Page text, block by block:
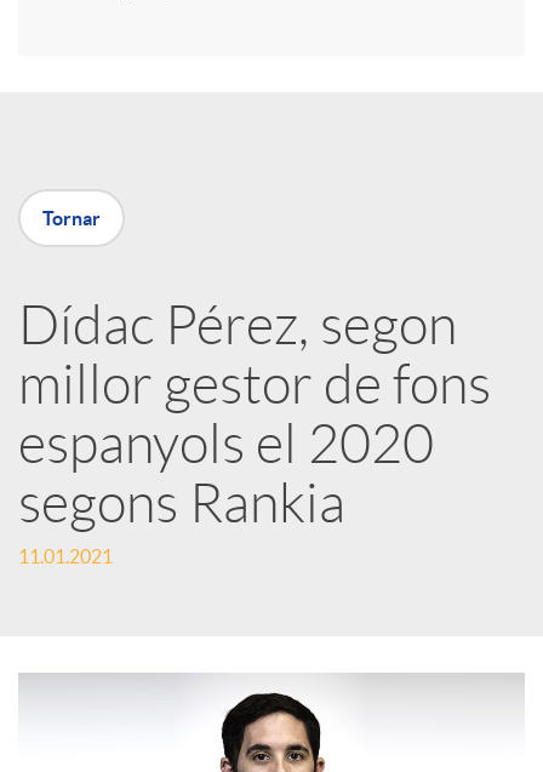
X
a
r
x
e
Tornar
Dídac Pérez, segon
millor gestor de fons
espanyols el 2020
segons Rankia
11.01.2021